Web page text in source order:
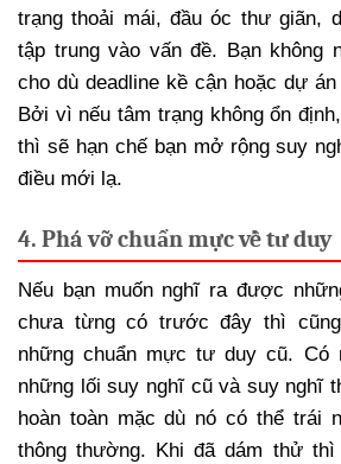
trạng thoải mái, đầu óc thư giãn,
tập trung vào vấn đề. Bạn không
cho dù deadline kề cận hoặc dự
Bởi vì nếu tâm trạng không ổn
thì sẽ hạn chế bạn mở rộng suy
điều mới lạ.
4. Phá vỡ chuẩn mực về tư duy
Nếu bạn muốn nghĩ ra được
chưa từng có trước đây thì
những chuẩn mực tư duy cũ. Có
những lối suy nghĩ cũ và suy nghĩ
hoàn toàn mặc dù nó có thể trái
thông thường. Khi đã dám thử